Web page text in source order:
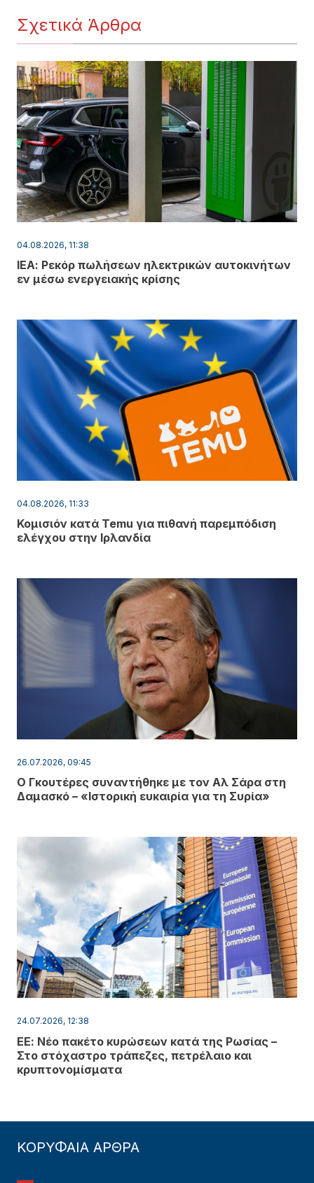
Σχετικά Άρθρα
04.08.2026, 11:38
ΙΕΑ: Ρεκόρ πωλήσεων ηλεκτρικών αυτοκινήτων
εν μέσω ενεργειακής κρίσης
04.08.2026, 11:33
Κομισιόν κατά Temu για πιθανή παρεμπόδιση
ελέγχου στην Ιρλανδία
26.07.2026, 09:45
Ο Γκουτέρες συναντήθηκε με τον Αλ Σάρα στη
Δαμασκό – «Ιστορική ευκαιρία για τη Συρία»
24.07.2026, 12:38
ΕΕ: Νέο πακέτο κυρώσεων κατά της Ρωσίας –
Στο στόχαστρο τράπεζες, πετρέλαιο και
κρυπτονομίσματα
ΚΟΡΥΦΑΙΑ ΑΡΘΡΑ